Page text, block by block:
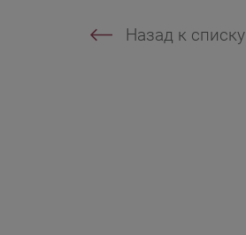
Назад к списку